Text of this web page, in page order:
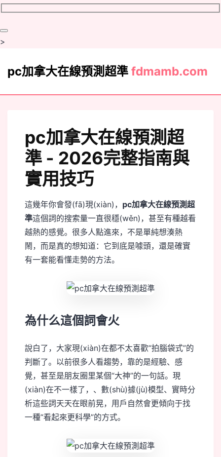
>
pc加拿大在線預測超準 fdmamb.com
pc加拿大在線預測超
準 - 2026完整指南與
實用技巧
analytics
這幾年你會發(fā)現(xiàn)， pc加拿大在線預測超
準這個詞的搜索量一直很穩(wěn)，甚至有種越看
越熱的感覺。很多人點進來，不是單純想湊熱
鬧，而是真的想知道：它到底是噱頭，還是確實
有一套能看懂走勢的方法。
為什么這個詞會火
說白了，大家現(xiàn)在都不太喜歡“拍腦袋式”的
判斷了。以前很多人看趨勢，靠的是經驗、感
覺，甚至是朋友圈里某個“大神”的一句話。現
(xiàn)在不一樣了，、數(shù)據(jù)模型、實時分
析這些詞天天在眼前晃，用戶自然會更傾向于找
一種“看起來更科學”的方式。